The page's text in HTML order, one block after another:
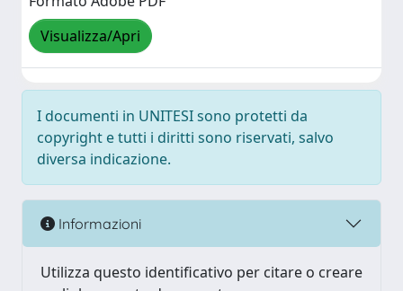
Visualizza/Apri
I documenti in UNITESI sono protetti da
copyright e tutti i diritti sono riservati, salvo
diversa indicazione.
Informazioni
Utilizza questo identificativo per citare o creare